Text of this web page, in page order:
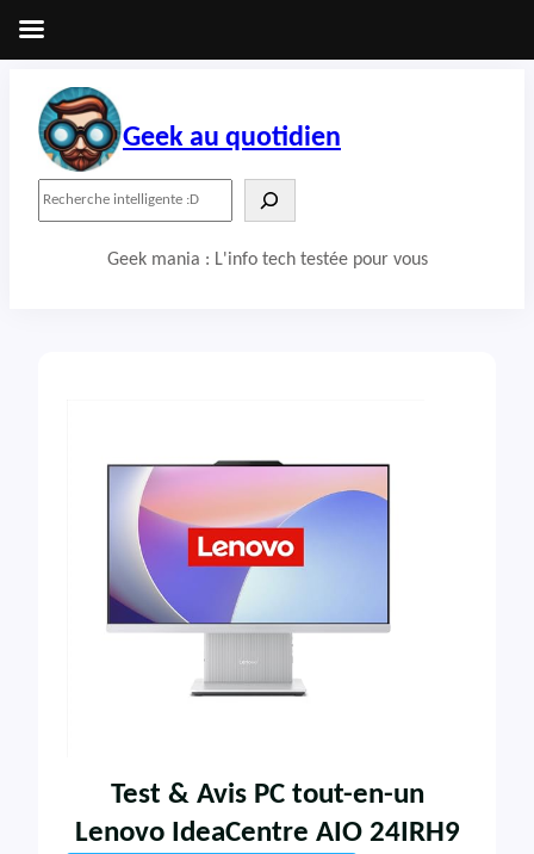
contenu
Geek au quotidien
Geek mania : L'info tech testée pour vous
Test & Avis PC tout-en-un
Lenovo IdeaCentre AIO 24IRH9